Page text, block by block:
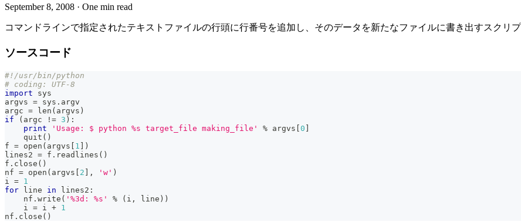
September 8, 2008 · One min read
コマンドラインで指定されたテキストファイルの行頭に行番号を追加し、そのデータを新たなファイルに書き出すスクリプ
ソースコード
#!/usr/bin/python
# coding: UTF-8
import sys
argvs = sys . argv
argc = len ( argvs )
if
( argc != 3 ) :
print
'Usage: $ python %s target_file making_file' % argvs 0
    quit
( )
f = open ( argvs 1
)
lines2 = f . readlines ( )
f . close ( )
nf = open ( argvs 2 , 'w' )
i = 1
for line in lines2 :
    nf
. write ( '%3d: %s' % ( i , line ) )
    i
= i + 1
nf . close ( )